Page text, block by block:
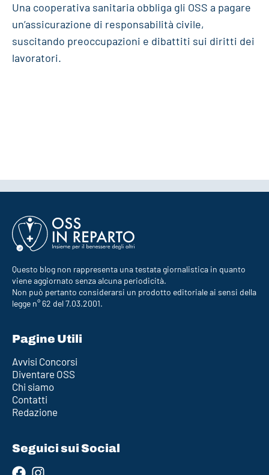
Una cooperativa sanitaria obbliga gli OSS a pagare
un’assicurazione di responsabilità civile,
suscitando preoccupazioni e dibattiti sui diritti dei
lavoratori.
Questo blog non rappresenta una testata giornalistica in quanto
viene aggiornato senza alcuna periodicità.
Non può pertanto considerarsi un prodotto editoriale ai sensi della
legge n° 62 del 7.03.2001.
Pagine Utili
Avvisi Concorsi
Diventare OSS
Chi siamo
Contatti
Redazione
Seguici sui Social